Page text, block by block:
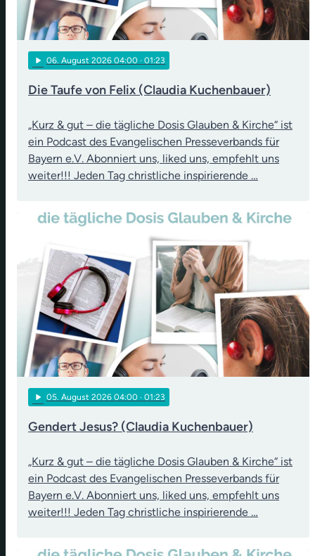
play_arrow 06. August 2026 04:00 · 01:23
Die Taufe von Felix (Claudia Kuchenbauer)
„Kurz & gut – die tägliche Dosis Glauben & Kirche“ ist
ein Podcast des Evangelischen Presseverbands für
Bayern e.V. Abonniert uns, liked uns, empfehlt uns
weiter!!! Jeden Tag christliche inspirierende …
play_arrow 05. August 2026 04:00 · 01:23
Gendert Jesus? (Claudia Kuchenbauer)
„Kurz & gut – die tägliche Dosis Glauben & Kirche“ ist
ein Podcast des Evangelischen Presseverbands für
Bayern e.V. Abonniert uns, liked uns, empfehlt uns
weiter!!! Jeden Tag christliche inspirierende …